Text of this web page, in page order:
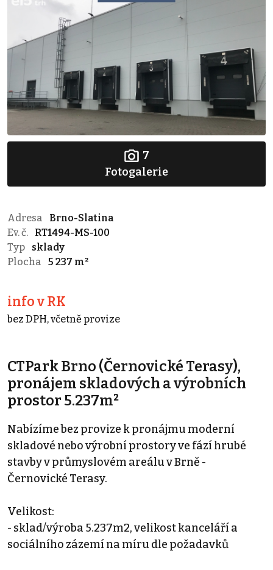
7
Fotogalerie
Adresa
Brno-Slatina
Ev. č.
RT1494-MS-100
Typ
sklady
Plocha
5 237 m²
info v RK
bez DPH, včetně provize
CTPark Brno (Černovické Terasy),
pronájem skladových a výrobních
prostor 5.237m²
Nabízíme bez provize k pronájmu moderní
skladové nebo výrobní prostory ve fází hrubé
stavby v průmyslovém areálu v Brně -
Černovické Terasy.
Velikost:
- sklad/výroba 5.237m2, velikost kanceláří a
sociálního zázemí na míru dle požadavků